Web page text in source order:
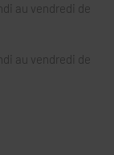
au vendredi de
au vendredi de